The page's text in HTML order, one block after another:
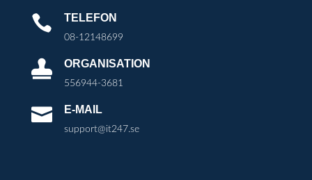
 TELEFON
08-12148699
 ORGANISATION
556944-3681
 E-MAIL
support@it247.se